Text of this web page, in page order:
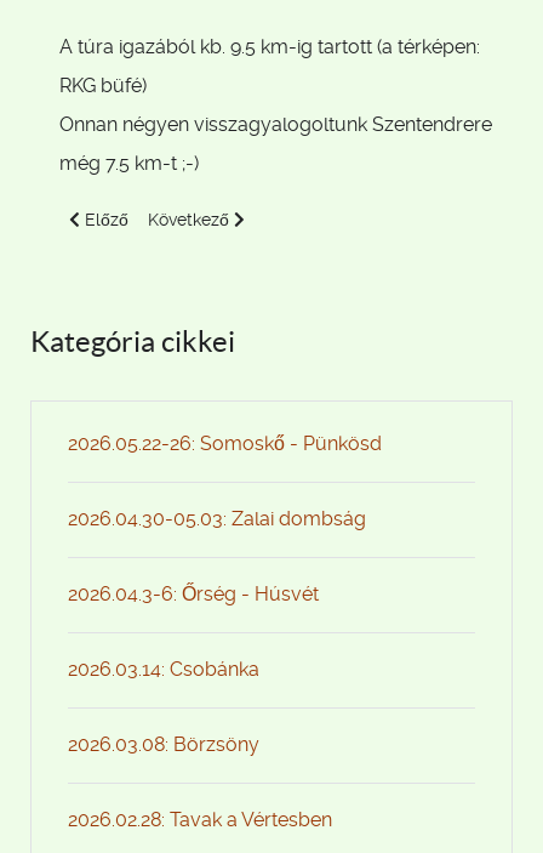
A túra igazából kb. 9.5 km-ig tartott (a térképen:
RKG büfé)
Onnan négyen visszagyalogoltunk Szentendrere
még 7.5 km-t ;-)
Előző cikk: 2018.11.04. Gomba
Előző Következő cikk: 2018.08.05 - 12. Magas-Tátra
Következő
Kategória cikkei
2026.05.22-26: Somoskő - Pünkösd
2026.04.30-05.03: Zalai dombság
2026.04.3-6: Őrség - Húsvét
2026.03.14: Csobánka
2026.03.08: Börzsöny
2026.02.28: Tavak a Vértesben